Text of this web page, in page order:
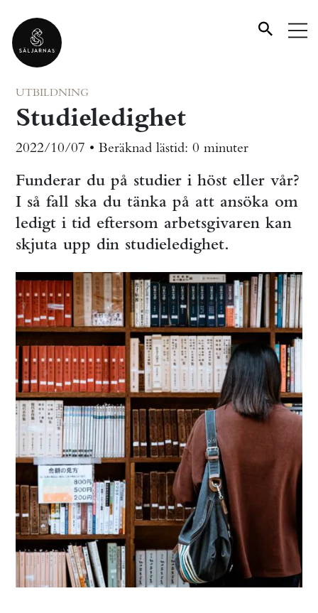
UTBILDNING
Studieledighet
2022/10/07 • Beräknad lästid: 0 minuter
Funderar du på studier i höst eller vår?
I så fall ska du tänka på att ansöka om
ledigt i tid eftersom arbetsgivaren kan
skjuta upp din studieledighet.